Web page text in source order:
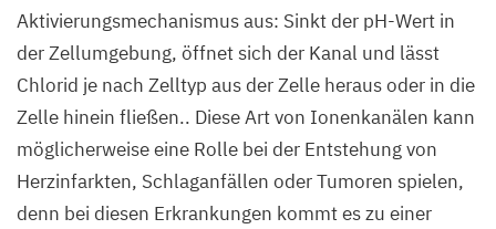
Aktivierungsmechanismus aus: Sinkt der pH-Wert in
der Zellumgebung, öffnet sich der Kanal und lässt
Chlorid je nach Zelltyp aus der Zelle heraus oder in die
Zelle hinein fließen.. Diese Art von Ionenkanälen kann
möglicherweise eine Rolle bei der Entstehung von
Herzinfarkten, Schlaganfällen oder Tumoren spielen,
denn bei diesen Erkrankungen kommt es zu einer